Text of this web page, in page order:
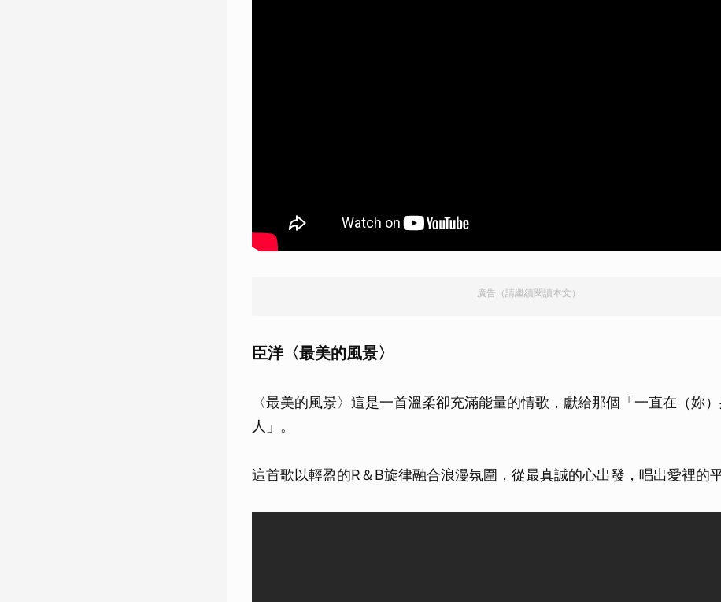
廣告（請繼續閱讀本文）
臣洋〈最美的風景〉
〈最美的風景〉這是一首溫柔卻充滿能量的情歌，獻給那個「一直在（妳
人」。
這首歌以輕盈的R＆B旋律融合浪漫氛圍，從最真誠的心出發，唱出愛裡的